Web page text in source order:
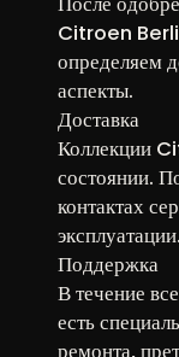
Citroen
определяем
аспекты.
Доставка
Коллекции
состоянии.
контактах
эксплуатации.
Поддержка
В течение
есть
ремонта,